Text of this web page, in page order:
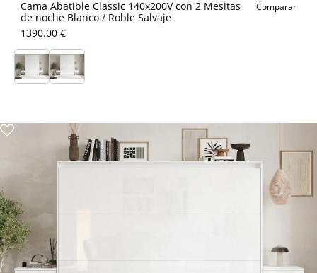
Cama Abatible Classic 140x200V con 2 Mesitas
de noche Blanco / Roble Salvaje
Comparar
1390.00 €